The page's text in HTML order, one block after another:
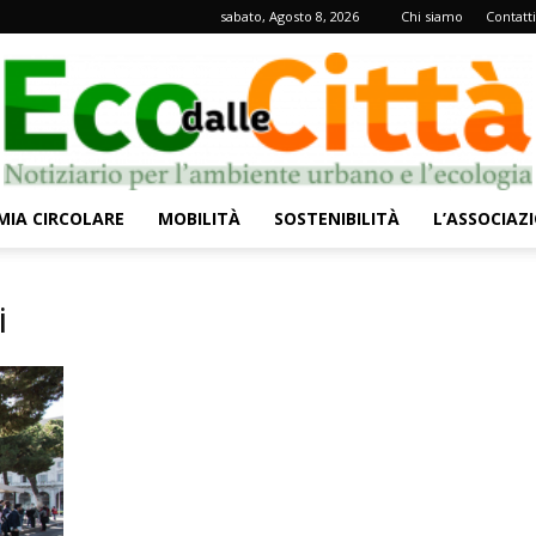
sabato, Agosto 8, 2026 Chi siamo Contatti
CIRCOLARE MOBILITÀ SOSTENIBILITÀ